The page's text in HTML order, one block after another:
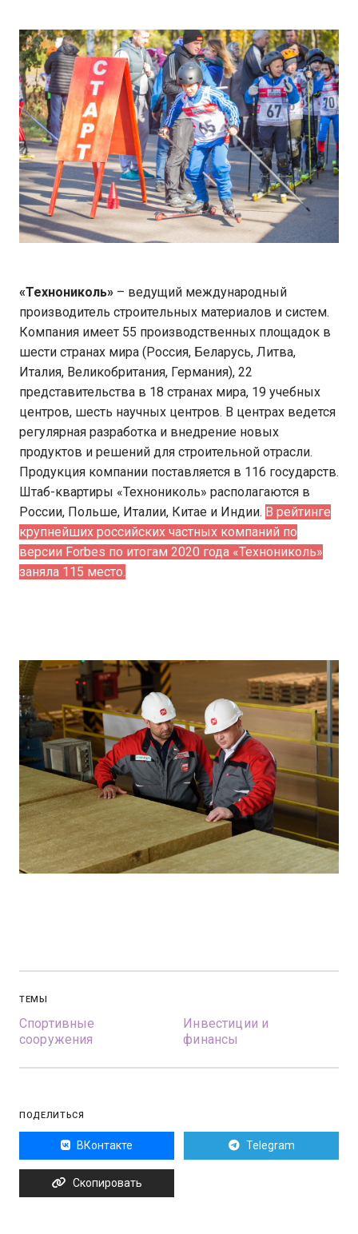
«Технониколь» – ведущий международный
производитель строительных материалов и систем.
Компания имеет 55 производственных площадок в
шести странах мира (Россия, Беларусь, Литва,
Италия, Великобритания, Германия), 22
представительства в 18 странах мира, 19 учебных
центров, шесть научных центров. В центрах ведется
регулярная разработка и внедрение новых
продуктов и решений для строительной отрасли.
Продукция компании поставляется в 116 государств.
Штаб-квартиры «Технониколь» располагаются в
России, Польше, Италии, Китае и Индии. В рейтинге
крупнейших российских частных компаний по
версии Forbes по итогам 2020 года «Технониколь»
заняла 115 место.
ТЕМЫ
Спортивные
сооружения
Инвестиции и
финансы
ПОДЕЛИТЬСЯ
ВКонтакте Telegram
Скопировать